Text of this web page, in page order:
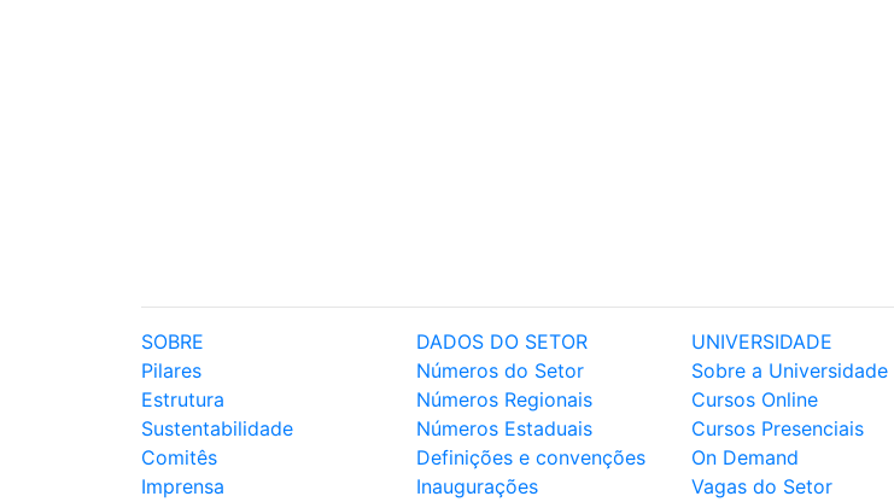
SOBRE
Pilares
Estrutura
Sustentabilidade
Comitês
Imprensa
DADOS DO SETOR
Números do Setor
Números Regionais
Números Estaduais
Definições e convenções
Inaugurações
UNIVERSIDADE
Sobre a Universidade
Cursos Online
Cursos Presenciais
On Demand
Vagas do Setor